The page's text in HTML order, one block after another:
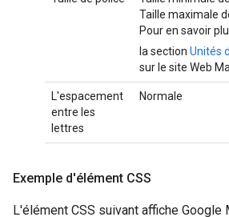
Taille maximale
Pour en savoir
la section Unités
sur le site Web
L'espacement
entre les
lettres
Normale
Exemple d'élément CSS
L'élément CSS suivant affiche